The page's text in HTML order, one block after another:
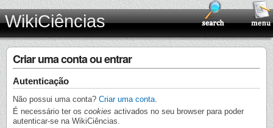
WikiCiências
Criar uma conta ou entrar
Autenticação
Não possui uma conta? Criar uma conta
É necessário ter os cookies activados no seu browser para poder
autenticar-se na WikiCiências.